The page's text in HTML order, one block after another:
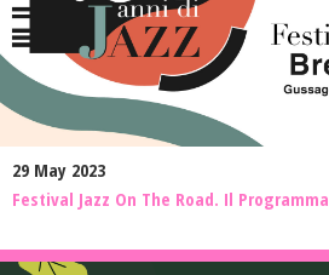
29 May 2023
Festival Jazz On The Road. Il Programma